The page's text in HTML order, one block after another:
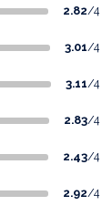
2.82/4
3.01/4
3.11/4
2.83/4
2.43/4
2.92/4